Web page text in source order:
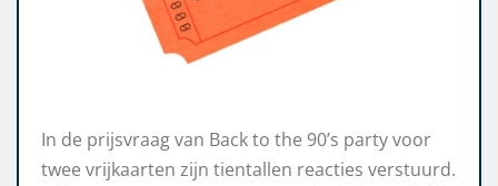
In de prijsvraag van Back to the 90’s party voor
twee vrijkaarten zijn tientallen reacties verstuurd.